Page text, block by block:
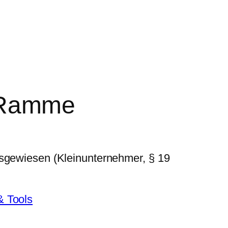
(Kleinunternehmer, § 19
Tools